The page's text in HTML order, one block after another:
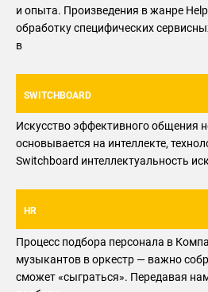
и опыта. Произведения в жанре
обработку специфических
в
SWITCHBOARD
Искусство эффективного общения
основывается на интеллекте,
Switchboard интеллектуальность
HR
Процесс подбора персонала в
музыкантов в оркестр — важно
сможет «сыграться». Передавая